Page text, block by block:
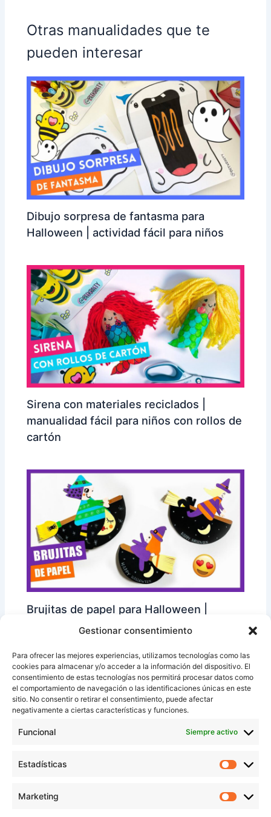
Gestionar consentimiento
Para ofrecer las mejores experiencias, utilizamos tecnologías como las
cookies para almacenar y/o acceder a la información del dispositivo. El
consentimiento de estas tecnologías nos permitirá procesar datos como
el comportamiento de navegación o las identificaciones únicas en este
sitio. No consentir o retirar el consentimiento, puede afectar
negativamente a ciertas características y funciones.
Funcional Siempre activo
Estadísticas
Marketing
Otras manualidades que te
pueden interesar
Dibujo sorpresa de fantasma para
Halloween | actividad fácil para niños
Sirena con materiales reciclados |
manualidad fácil para niños con rollos de
cartón
Brujitas de papel para Halloween |
manualidad fácil para niños
Anillos de papel en forma de gatos |